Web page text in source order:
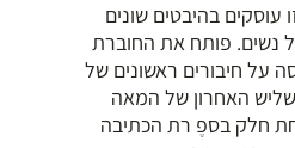
בהיבטים שונים
נשים. פותח את החוברת
חיבורים ראשונים של
האחרון של המאה
חלק בספֶ רת הכתיבה